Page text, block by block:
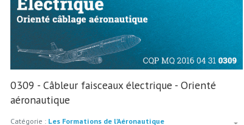
0309 - Câbleur faisceaux électrique - Orienté
aéronautique
Catégorie : Les Formations de l'Aéronautique